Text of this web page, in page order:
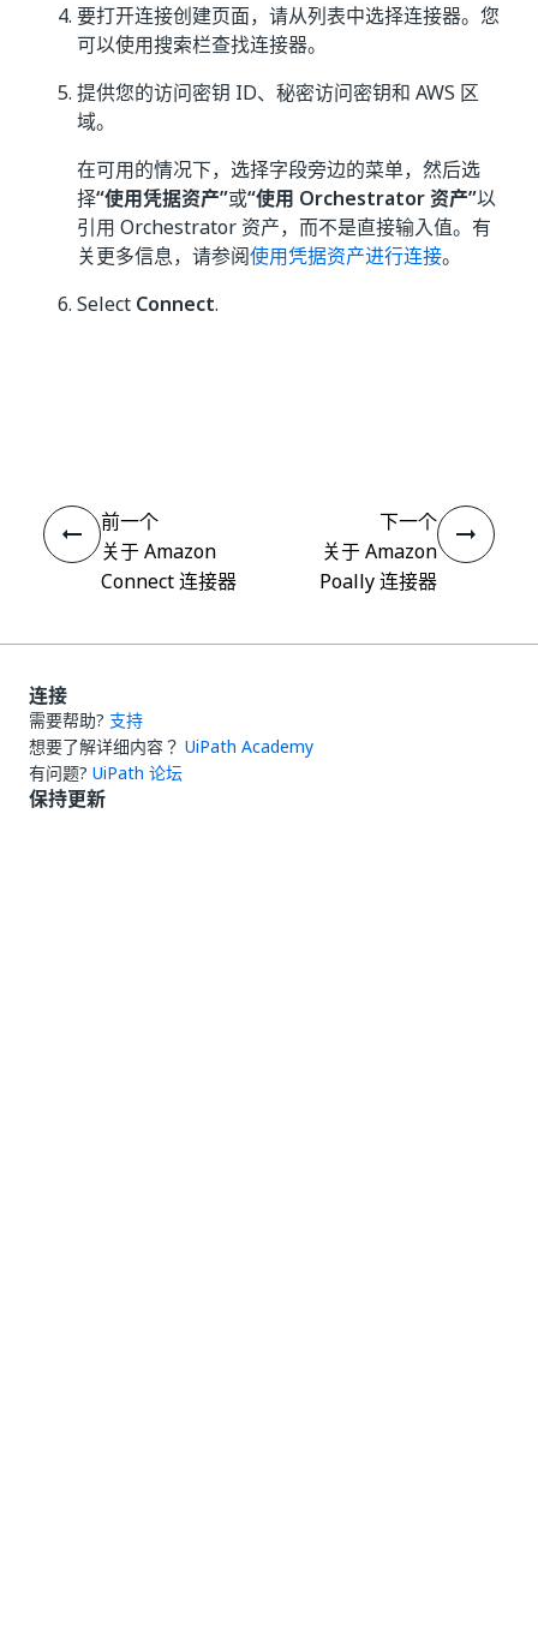
要打开连接创建页面，请从列表中选择连接器。您
可以使用搜索栏查找连接器。
提供您的访问密钥 ID、秘密访问密钥和 AWS 区
域。
在可用的情况下，选择字段旁边的菜单，然后选
择“使用凭据资产”或“使用 Orchestrator 资产”以
引用 Orchestrator 资产，而不是直接输入值。有
关更多信息，请参阅使用凭据资产进行连接。
Select Connect.
前一个
关于 Amazon
Connect 连接器
下一个
关于 Amazon
Poally 连接器
连接
需要帮助? 支持
想要了解详细内容？ UiPath Academy
有问题? UiPath 论坛
保持更新